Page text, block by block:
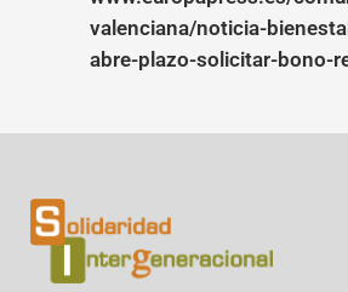
valenciana/noticia-
abre-plazo-solicitar-bono-